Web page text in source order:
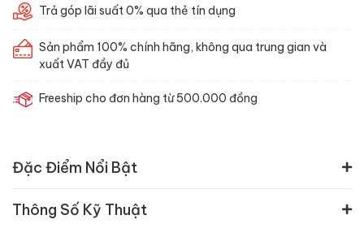
Trả góp lãi suất 0% qua thẻ tín dụng
Sản phẩm 100% chính hãng, không qua trung gian và
xuất VAT đầy đủ
Freeship cho đơn hàng từ 500.000 đồng
Đặc Điểm Nổi Bật
Thông Số Kỹ Thuật